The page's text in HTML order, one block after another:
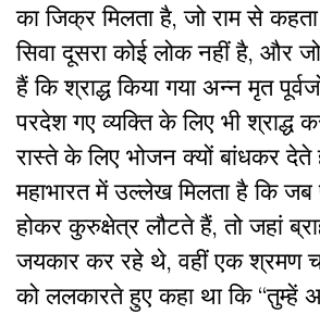
का जिक्र मिलता है, जो राम से
सिवा दूसरा कोई लोक नहीं है, और
हैं कि श्राद्ध किया गया अन्न मृत
परदेश गए व्यक्ति के लिए भी श्राद्ध
रास्ते के लिए भोजन क्यों बांधकर देते
महाभारत में उल्लेख मिलता है कि जब
होकर कुरुक्षेत्र लौटते हैं, तो जहां
जयकार कर रहे थे, वहीं एक श्रमण
को ललकारते हुए कहा था कि